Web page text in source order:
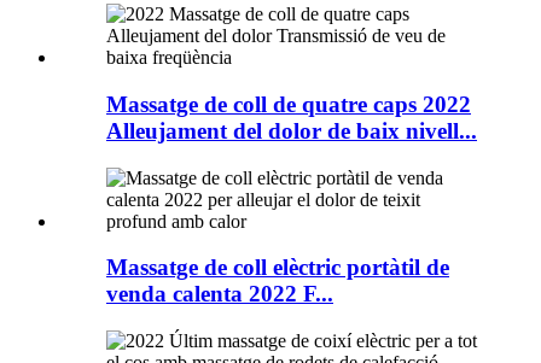
Massatge de coll de quatre caps 2022
Alleujament del dolor de baix nivell...
Massatge de coll elèctric portàtil de
venda calenta 2022 F...